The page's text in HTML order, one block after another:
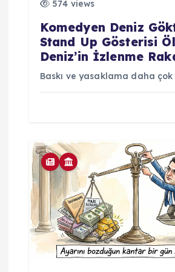
574 views
Komedyen Deniz
Stand Up Gösterisi
Deniz’in İzlenme
Baskı ve yasaklama daha